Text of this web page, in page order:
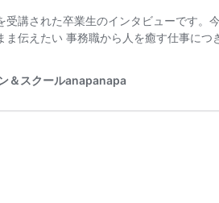
講された卒業生のインタビューです。
ま伝えたい 事務職から人を癒す仕事に
＆スクールanapanapa